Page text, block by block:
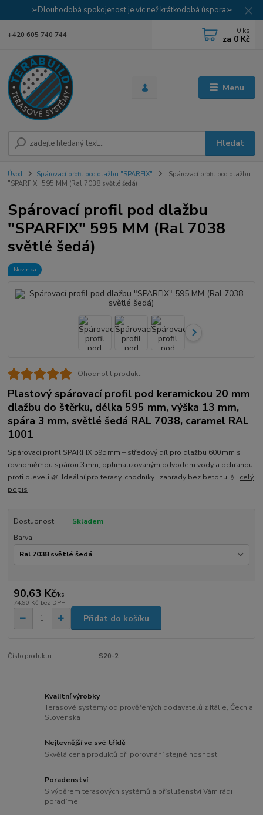
➢Dlouhodobá spokojenost je víc než krátkodobá úspora➢
Menu
Hledat
+420 605 740 744 0 ks
za 0 Kč
Úvod Spárovací profil pod dlažbu "SPARFIX"
Spárovací profil pod dlažbu
"SPARFIX" 595 MM (Ral 7038 světlé šedá)
Spárovací profil pod dlažbu
"SPARFIX" 595 MM (Ral 7038
světlé šedá)
Novinka
Ohodnotit produkt
Plastový spárovací profil pod keramickou 20 mm
dlažbu do štěrku, délka 595 mm, výška 13 mm,
spára 3 mm, světlé šedá RAL 7038, caramel RAL
1001
Spárovací profil SPARFIX 595 mm – středový díl pro dlažbu 600 mm s
rovnoměrnou spárou 3 mm, optimalizovaným odvodem vody a ochranou
proti pleveli 🌿. Ideální pro terasy, chodníky i zahrady bez betonu 💧. celý
popis
Dostupnost
Skladem
Barva
90,63 Kč/ks
74,90 Kč bez DPH
Přidat do košíku
Číslo produktu: S20-2
Kvalitní výrobky
Terasové systémy od prověřených dodavatelů z Itálie, Čech a
Slovenska
Nejlevnější ve své třídě
Skvělá cena produktů při porovnání stejné nosnosti
Poradenství
S výběrem terasových systémů a příslušenství Vám rádi
poradíme